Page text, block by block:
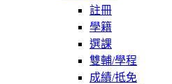
註冊
學籍
選課
雙輔/學程
成績/抵免